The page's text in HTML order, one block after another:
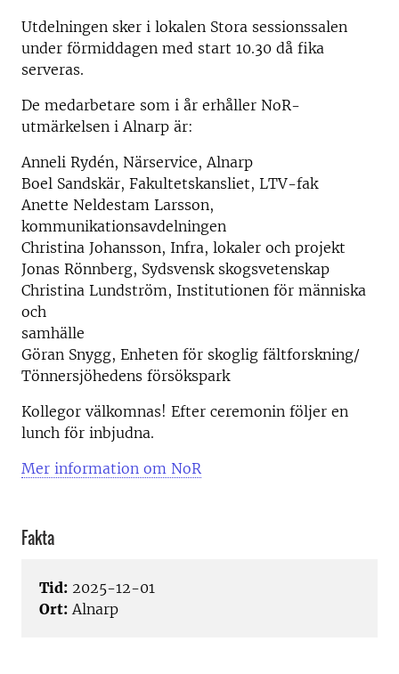
Utdelningen sker i lokalen Stora sessionssalen
under förmiddagen med start 10.30 då fika
serveras.
De medarbetare som i år erhåller NoR-
utmärkelsen i Alnarp är:
Anneli Rydén, Närservice, Alnarp
Boel Sandskär, Fakultetskansliet, LTV-fak
Anette Neldestam Larsson,
kommunikationsavdelningen
Christina Johansson, Infra, lokaler och projekt
Jonas Rönnberg, Sydsvensk skogsvetenskap
Christina Lundström, Institutionen för människa
och
samhälle
Göran Snygg, Enheten för skoglig fältforskning/
Tönnersjöhedens försökspark
Kollegor välkomnas! Efter ceremonin följer en
lunch för inbjudna.
Mer information om NoR
Fakta
Tid: 2025-12-01
Ort: Alnarp